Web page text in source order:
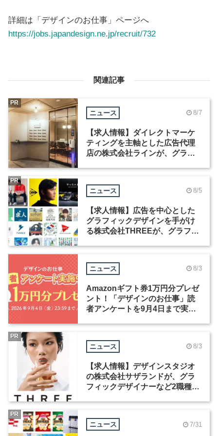
詳細は「デザインのお仕事」ページへ
https://jobs.japandesign.ne.jp/recruit/732
関連記事
ニュース 8/7
【求人情報】ダイレクトマーケ
ティングを主軸とした広告代理
店の株式会社ラインが、グラフ
PR
ニュース 8/5
【求人情報】広告を中心とした
グラフィックデザインを手がけ
る株式会社THREEが、グラフィ
PR
ニュース 8/3
Amazonギフト券1万円分プレゼ
ント！「デザインのお仕事」読
者アンケートを9月4日まで実施
ニュース 8/3
【求人情報】デザインスタジオ
の株式会社サザランドが、グラ
フィックデザイナーなど2職種を
PR
ニュース 7/31
PR